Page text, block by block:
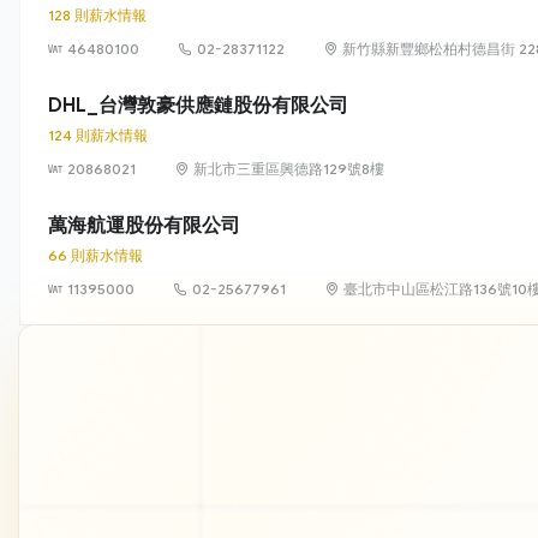
128 則薪水情報
46480100
02-28371122 新竹縣新豐鄉松柏村德昌街
DHL_台灣敦豪供應鏈股份有限公司
124 則薪水情報
20868021
新北市三重區興德路129號8樓
萬海航運股份有限公司
66 則薪水情報
11395000
02-25677961 臺北市中山區松江路136號10